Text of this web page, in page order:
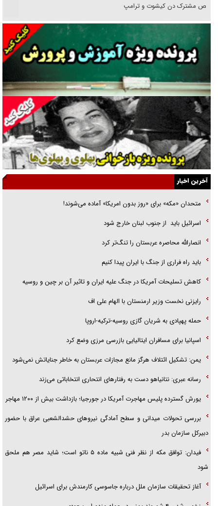
رقص مشترک دن کیشوت و ترامپ
دنده دولت به واگذاری مسئله‌دار ایران‌خودرو/ خصوصی‌سازی یا انحصار؟
غریزه‌ی بقا و آقای باقی و رفقا
جراحی‌های زیبایی با مدرک فوق‌دیپلم! + گفت‌وگو با متهم
گفت‌وگو با همسر یکی از شهدای جنگ رمضان/ پیکر بی‌سر شهید را از
انگشت‌های پا شناسایی کردیم
نسلی که آنلاین الگو می‌گیرد
گفت‌وگو با آیت‌الله جاودان/ جفای مخالفان مکانت معنوی رهبر شهید را
ارتقا می‌داد
راننده مست به قانون می‌خندد
همه آقای دوربینی شده‌ایم!
قصه ناتمام سرویس مدارس
آیا مقاومت فلسطین خلع‌سلاح می‌شود؟
آخرین اخبار
متحدان «مکه» برای «روز بدون امریکا» آماده می‌شوند!
اسرائيل بايد از جنوب لبنان خارج شود
انصارالله محاصره عربستان را تنگ‌تر کرد
باید راه فراری از جنگ با ایران پیدا کنیم
کاهش تسلیحات آمریکا در جنگ علیه ایران و تاثیر آن بر چین و روسیه
رایزنی نخست وزیر ارمنستان با الهام علی اف
حمله پهپادی به شریان گازی روسیه-ترکیه-اروپا
اسپانیا برای مسافران ایتالیایی بازرسی مرزی وضع کرد
یمن: تشکیل ائتلاف هرگز مانع مجازات عربستان به خاطر جنایاتش نمی‌شود
رسانه عبری: نتانیاهو دست به رفتار‌های انتحاری انتخاباتی می‌زند
یورش گسترده پلیس مهاجرت آمریکا در جورجیا؛ بازداشت بیش از ۱۲۰۰ مهاجر
بررسی تحولات میدانی و سطح آمادگی نیرو‌های حشدالشعبی عراق با حضور
دبیرکل سازمان بدر
فیدان: توافق مکه از نظر فنی شبیه ماده ۵ ناتو است؛ شاید مصر هم ملحق
شود
آغاز تحقیقات سازمان ملل درباره جاسوسی کارمندش برای اسرائیل